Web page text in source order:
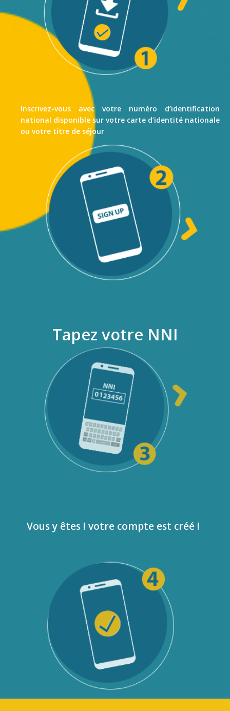
Inscrivez-vous avec votre numéro d’identification
national disponible sur votre carte d’identité nationale
ou votre titre de séjour
Tapez votre NNI
Vous y êtes ! votre compte est créé !